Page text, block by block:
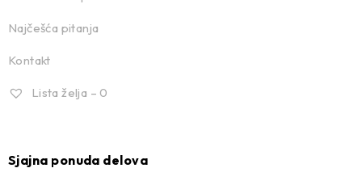
Najčešća pitanja
Kontakt
Lista želja – 0
Sjajna ponuda delova